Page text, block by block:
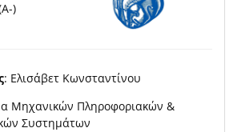
)
: Ελισάβετ Κωνσταντίνου
Μηχανικών Πληροφοριακών &
Συστημάτων